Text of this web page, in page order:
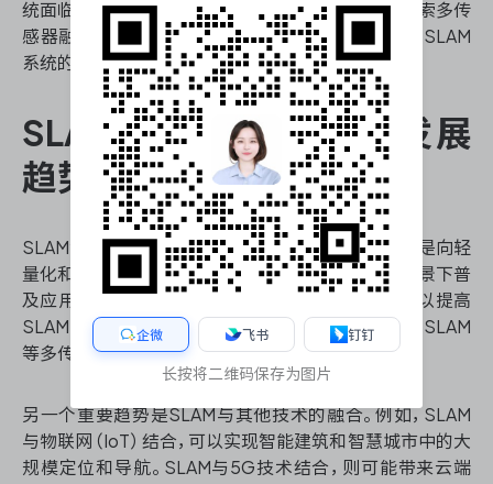
统面临的难题。为了克服这些挑战，研究者们正在探索多传
感器融合、深度学习和语义SLAM等新技术，以提高SLAM
系统的鲁棒性和适应性。
SLAM测量技术的未来发展
趋势
SLAM测量技术的未来发展呈现出几个明显趋势。一是向轻
量化和低成本方向发展，使SLAM技术能够在更多场景下普
及应用。二是结合人工智能技术，特别是深度学习，以提高
SLAM系统的性能和智能化水平。三是探索视觉-惯性SLAM
等多传感器融合技术，以克服单一传感器的局限性。
另一个重要趋势是SLAM与其他技术的融合。例如，SLAM
与物联网（IoT）结合，可以实现智能建筑和智慧城市中的大
规模定位和导航。SLAM与5G技术结合，则可能带来云端
企微 飞书 钉钉
长按将二维码保存为图片